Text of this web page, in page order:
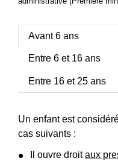
Avant 6 ans
Entre 6 et 16 ans
Entre 16 et 25 ans
Un enfant est
cas suivants :
Il ouvre droitaux